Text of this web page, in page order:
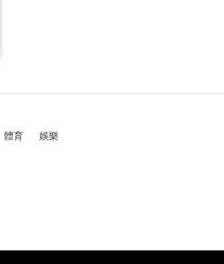
體育 娛樂